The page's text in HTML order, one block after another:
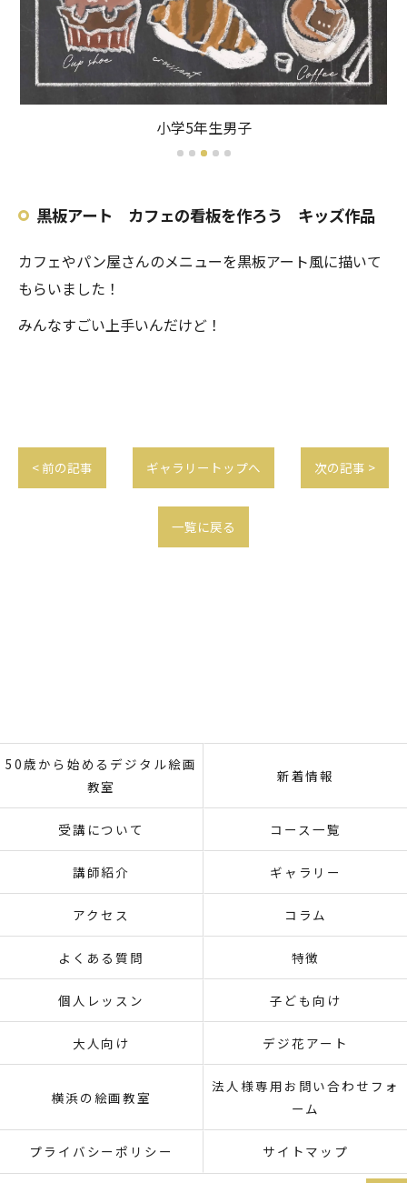
小学5年生男子
黒板アート カフェの看板を作ろう キッズ作品
カフェやパン屋さんのメニューを黒板アート風に描いて
もらいました！
みんなすごい上手いんだけど！
< 前の記事 ギャラリートップへ 次の記事 >
一覧に戻る
50歳から始めるデジタル絵画
教室
新着情報
受講について コース一覧
講師紹介 ギャラリー
アクセス コラム
よくある質問 特徴
個人レッスン 子ども向け
大人向け デジ花アート
横浜の絵画教室
法人様専用お問い合わせフォ
ーム
プライバシーポリシー サイトマップ